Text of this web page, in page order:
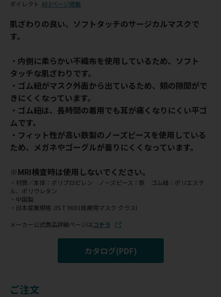
ダイレクト 403ページ掲載
肌ざわりの良い、ソフトタッチのサージカルマスクで
す。
・内側に柔らかい不織布を使用しているため、ソフト
タッチな肌ざわりです。
・ゴム紐がマスク外面から出ているため、頬の隙間がで
きにくくなっています。
・ゴム紐は、長時間の着用でも耳が痛くなりにくい平ゴ
ムです。
・フィット性が高い鉄製のノーズピースを使用している
ため、メガネやゴーグルが曇りにくくなっています。
※MRI検査時は使用しないでください。
・材質／本体：ポリプロピレン ノーズピース：鉄 ゴム紐：ポリエステ
ル、ポリウレタン
・中国製
・日本産業規格 JIS T 9001医療用マスク クラスI
メーカー公式商品詳細ページはコチラ
カタログ(PDF)
ご注文